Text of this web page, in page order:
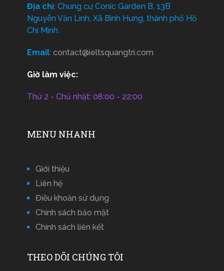
Địa chỉ: Chung cư Conic Garden B, 13B
Nguyễn Văn Linh, Xã Bình Hưng, thành phố Hồ
Chí Minh.
Email: contact@ieltsquangtri.com
Giờ làm việc:
Thứ 2 - Chủ nhật: 08:00 - 22:00
MENU NHANH
Giới thiệu
Liên hệ
Điều khoản sử dụng
Chính sách bảo mật
Chính sách liên kết
THEO DÕI CHÚNG TÔI